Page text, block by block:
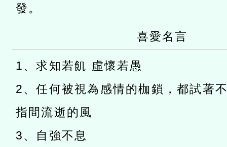
發。
喜愛名言
1、求知若飢 虛懷若愚
2、任何被視為感情的枷鎖，都試著
指間流逝的風
3、自強不息